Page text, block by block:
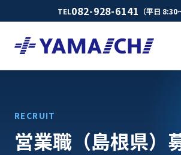
TEL082-928-6141 （平日 8:30
RECRUIT
営業職（島根県）